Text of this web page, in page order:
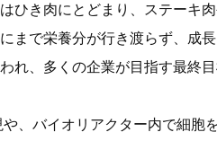
ひき肉にとどまり、ステーキ
まで栄養分が行き渡らず、成
れ、多くの企業が目指す最終目
、バイオリアクター内で細胞